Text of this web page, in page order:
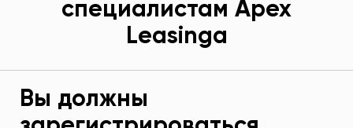
специалистам Apex
Leasingа
Вы должны